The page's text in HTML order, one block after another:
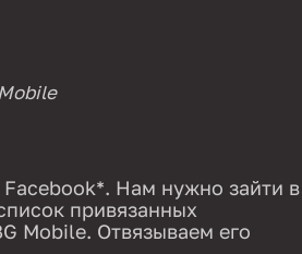
Нам нужно зайти в
привязанных
Mobile. Отвязываем его